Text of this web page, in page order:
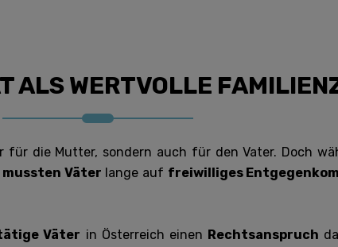
ALS WERTVOLLE
die Mutter, sondern auch für den Vater. Doch
mussten Väter lange auf freiwilliges
Väter in Österreich einen Rechtsanspruch